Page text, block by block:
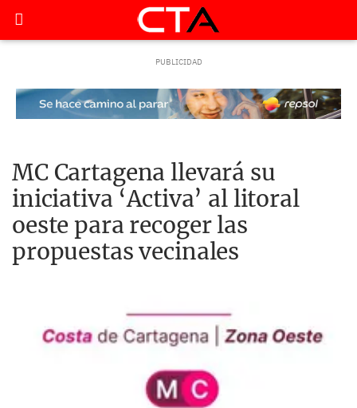
MC Cartagena llevará su
iniciativa ‘Activa’ al litoral
oeste para recoger las
propuestas vecinales